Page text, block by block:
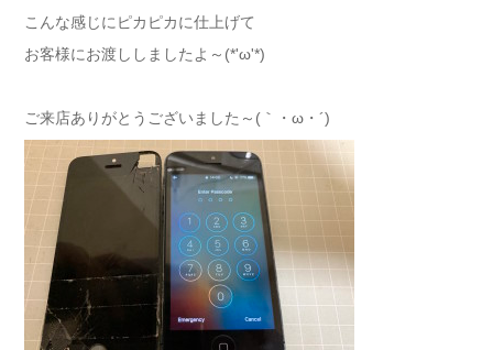
こんな感じにピカピカに仕上げて
お客様にお渡ししましたよ～(*'ω'*)
ご来店ありがとうございました～(｀・ω・´)ゞ